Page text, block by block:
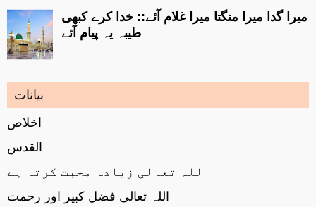
میرا گدا میرا منگتا میرا غلام آئے:: خدا کرے کبھی
طیبہ یہ پیام آئے
بیانات
اخلاص
القدس
اللہ تعالی زیادہ محبت کرتا ہے
اللہ تعالی فضل کبیر اور رحمت